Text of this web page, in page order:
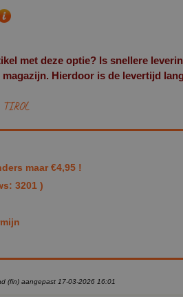
met deze optie? Is snellere
Hierdoor is de levertijd
TIROL
maar €4,95 !
3201 )
(fin) aangepast 17-03-2026 16:01